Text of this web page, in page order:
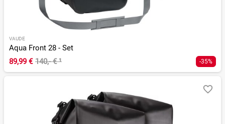
VAUDE
Aqua Front 28 - Set
89,99 € 140,- €¹ -35%